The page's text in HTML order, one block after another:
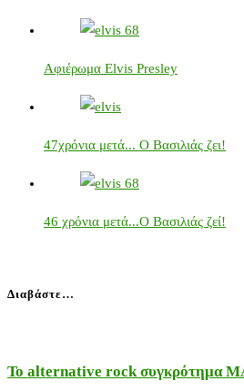
Αφιέρωμα Elvis Presley
47χρόνια μετά... Ο Βασιλιάς ζει!
46 χρόνια μετά...Ο Βασιλιάς ζεί!
Διαβάστε…
Το alternative rock συγκρότημα